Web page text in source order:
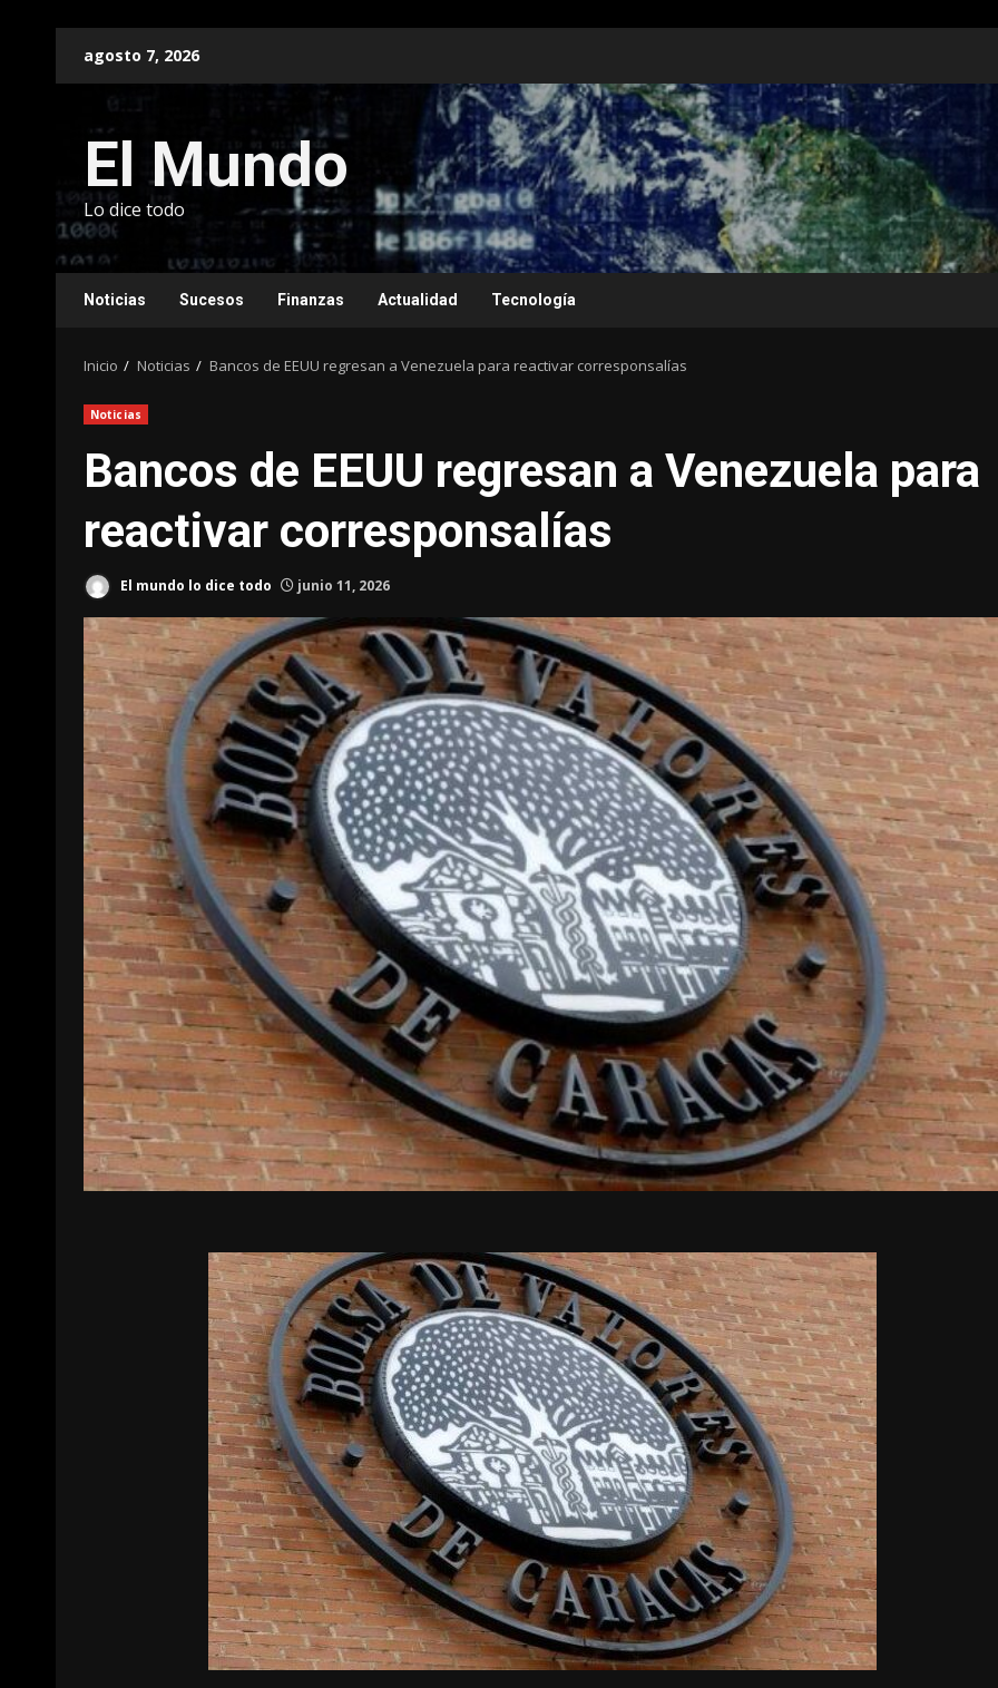
agosto 7, 2026
El Mundo
Lo dice todo
Noticias Sucesos Finanzas Actualidad Tecnología
Inicio Noticias Bancos de EEUU regresan a Venezuela para reactivar corresponsalías
Noticias
Bancos de EEUU regresan a Venezuela para
reactivar corresponsalías
El mundo lo dice todo junio 11, 2026